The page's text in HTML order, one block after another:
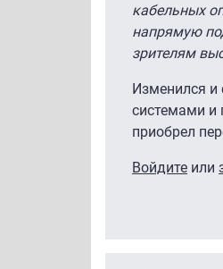
кабельных
напрямую
зрителям
Изменился и
системами и
приобрел
Войдите или